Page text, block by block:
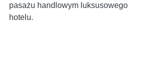
pasażu handlowym luksusowego
hotelu.